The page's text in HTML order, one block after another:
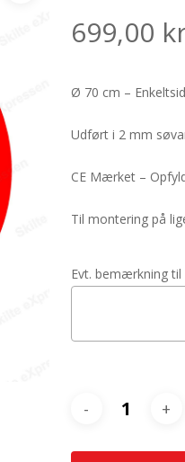
699,00
Ø 70 cm –
Udført i 2 mm
CE Mærket –
Til montering på
Evt. bemærkning